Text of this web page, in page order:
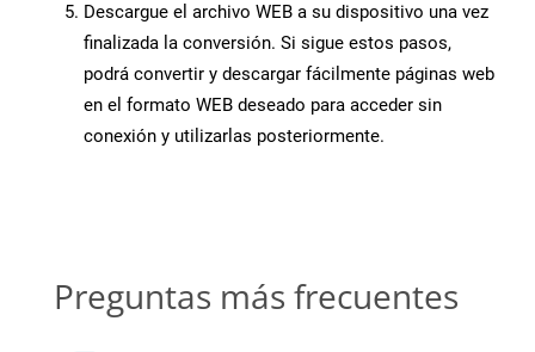
Descargue el archivo WEB a su dispositivo una vez
finalizada la conversión. Si sigue estos pasos,
podrá convertir y descargar fácilmente páginas web
en el formato WEB deseado para acceder sin
conexión y utilizarlas posteriormente.
Preguntas más frecuentes